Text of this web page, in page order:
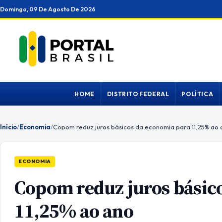
Ir
para
conteúdo
Domingo, 09 De Agosto De 2026
HOME DISTRITO FEDERAL POLÍTICA
Início/Economia/Copom reduz juros básicos da economia para 11,25% ao
ECONOMIA
Copom reduz juros
11,25% ao ano